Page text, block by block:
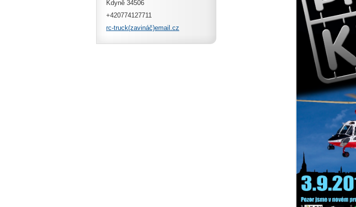
Kdyně 34506
+420774127711
rc-truck(zavináč)email.cz